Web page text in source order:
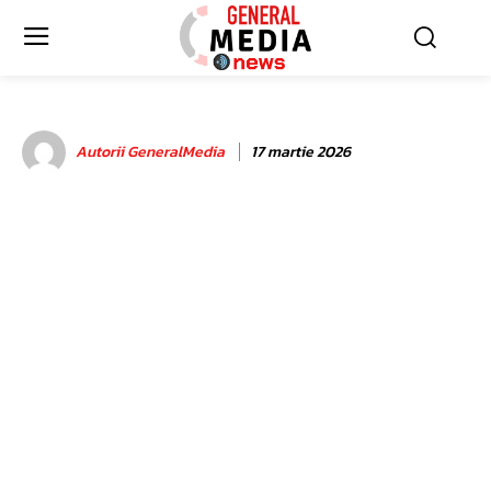
Autorii GeneralMedia 17 martie 2026